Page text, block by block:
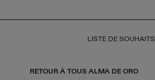
LISTE DE SOUHAITS
RETOUR À TOUS ALMA DE ORO